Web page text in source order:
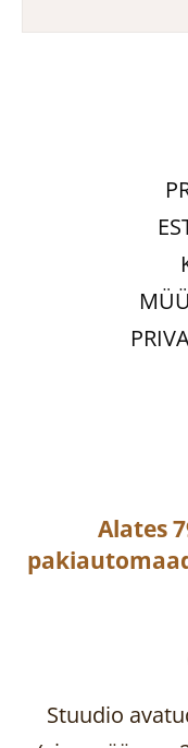
Alates
Stuudio